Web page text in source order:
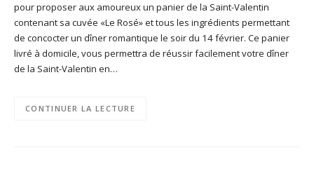
pour proposer aux amoureux un panier de la Saint-Valentin
contenant sa cuvée «Le Rosé» et tous les ingrédients permettant
de concocter un dîner romantique le soir du 14 février. Ce panier
livré à domicile, vous permettra de réussir facilement votre dîner
de la Saint-Valentin en…
CONTINUER LA LECTURE